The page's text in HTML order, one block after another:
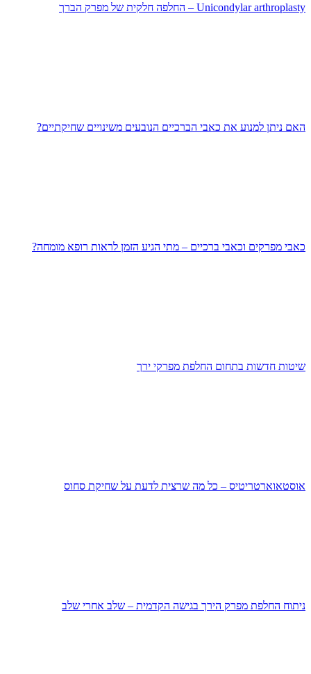
Unicondylar arthroplasty – החלפה חלקית של מפרק הברך
האם ניתן למנוע את כאבי הברכיים הנובעים משינויים שחיקתיים?
כאבי מפרקים וכאבי ברכיים – מתי הגיע הזמן לראות רופא מומחה?
שיטות חדשות בתחום החלפת מפרקי ירך
אוסטאוארטריטיס – כל מה שרצית לדעת על שחיקת סחוס
ניתוח החלפת מפרק הירך בגישה הקדמית – שלב אחרי שלב